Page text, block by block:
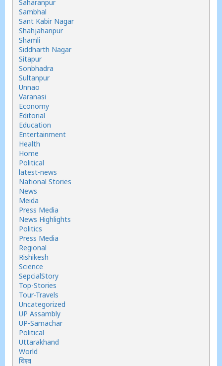
Saharanpur
Sambhal
Sant Kabir Nagar
Shahjahanpur
Shamli
Siddharth Nagar
Sitapur
Sonbhadra
Sultanpur
Unnao
Varanasi
Economy
Editorial
Education
Entertainment
Health
Home
Political
latest-news
National Stories
News
Meida
Press Media
News Highlights
Politics
Press Media
Regional
Rishikesh
Science
SepcialStory
Top-Stories
Tour-Travels
Uncategorized
UP Assambly
UP-Samachar
Political
Uttarakhand
World
विश्व